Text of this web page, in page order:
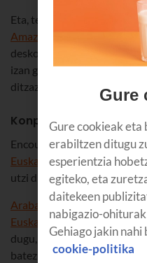
Eta, telebistaz ari garela,
Amazon Prime Video sartu
deskodetzaileari.
izan gara,Fleabagsaritua eta
ditzazun. Ikusi duzu?
Konpromiso
Encounterren zirkuituak,
Euskaltel Konekta
utzi dizkigu aurten.
Araba Encounterren,
Euskal Encounterren,
dugu, eta sarrerak bi
batez ere, ekintzaile
Gure
Gure cookieak eta
erabiltzen ditugu
esperientzia
egiteko, eta
daitekeen
nabigazio-
Gehiago jakin nahi
cookie-politika